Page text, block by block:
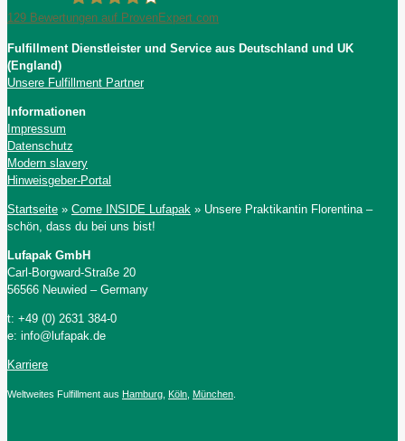
Lufapak GmbH
129 Bewertungen auf ProvenExpert.com
Fulfillment Dienstleister und Service aus Deutschland und UK
(England)
Unsere Fulfillment Partner
Informationen
Impressum
Datenschutz
Modern slavery
Hinweisgeber-Portal
Startseite » Come INSIDE Lufapak » Unsere Praktikantin Florentina –
schön, dass du bei uns bist!
Lufapak GmbH
Carl-Borgward-Straße 20
56566 Neuwied – Germany
t: +49 (0) 2631 384-0
e: info@lufapak.de
Karriere
Weltweites Fulfillment aus Hamburg Köln München